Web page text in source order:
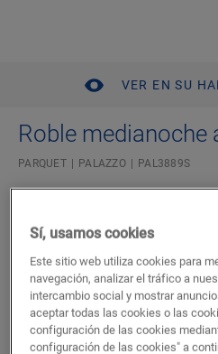
VER EN SU
Roble medianoche
PARQUET PALAZZO PAL3889S
Garantía residencial de por vida
Plancha ancha elegante
Wood for Life
94,46€/m²
P.V.P Recomendado ( IVA incluido)
Sí, usamos cookies
Este sitio web utiliza cookies para
navegación, analizar el tráfico a
intercambio social y mostrar
aceptar todas las cookies o las
configuración de las cookies
configuración de las cookies" a